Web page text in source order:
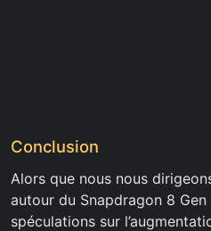
Conclusion
Alors que nous nous
autour du Snapdragon 8
spéculations sur